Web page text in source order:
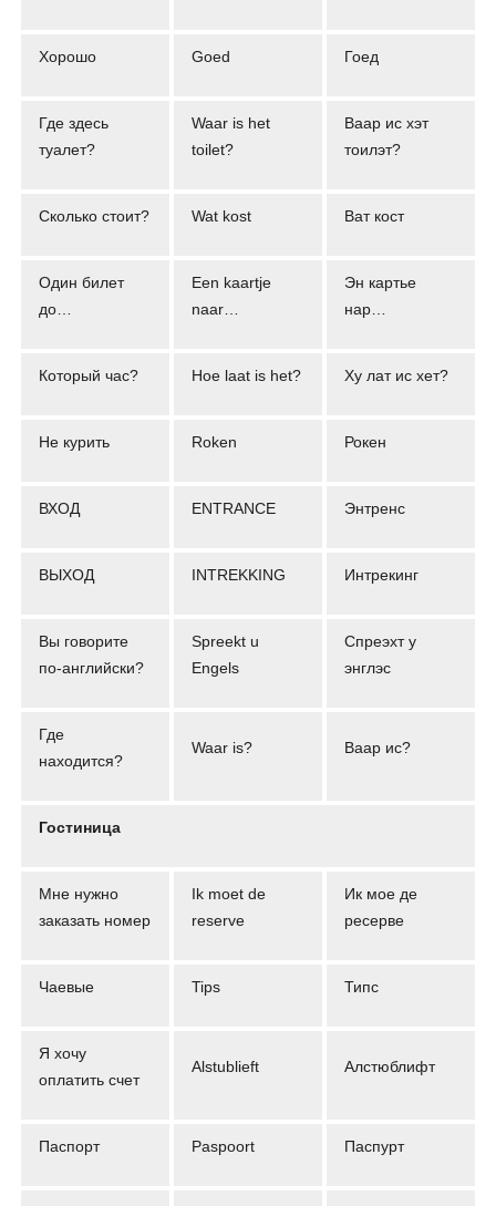
Хорошо Goed Гоед
Где здесь
туалет?
Waar is het
toilet?
Ваар ис хэт
тоилэт?
Сколько стоит? Wat kost Ват кост
Один билет
до…
Een kaartje
naar…
Эн картье
нар…
Который час? Hoe laat is het? Ху лат ис хет?
Не курить Roken Рокен
ВХОД ENTRANCE Энтренс
ВЫХОД INTREKKING Интрекинг
Вы говорите
по-английски?
Spreekt u
Engels
Спреэхт у
энглэс
Где
находится?
Waar is? Ваар ис?
Гостиница
Мне нужно
заказать номер
Ik moet de
reserve
Ик мое де
ресерве
Чаевые Tips Типс
Я хочу
оплатить счет
Alstublieft Алстюблифт
Паспорт Paspoort Паспурт